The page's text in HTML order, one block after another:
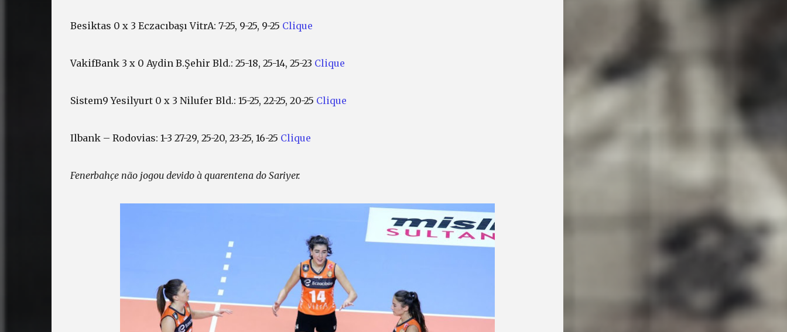
Besiktas 0 x 3 Eczacıbaşı VitrA: 7-25, 9-25, 9-25 Clique
VakifBank 3 x 0 Aydin B.Şehir Bld.: 25-18, 25-14, 25-23 Clique
Sistem9 Yesilyurt 0 x 3 Nilufer Bld.: 15-25, 22-25, 20-25 Clique
Ilbank – Rodovias: 1-3 27-29, 25-20, 23-25, 16-25 Clique
Fenerbahçe não jogou devido à quarentena do Sariyer.